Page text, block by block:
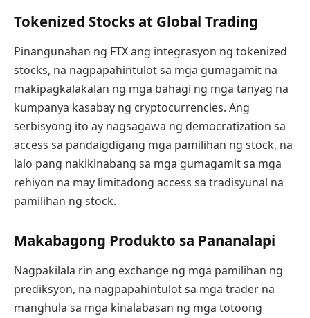
Tokenized Stocks at Global Trading
Pinangunahan ng FTX ang integrasyon ng tokenized
stocks, na nagpapahintulot sa mga gumagamit na
makipagkalakalan ng mga bahagi ng mga tanyag na
kumpanya kasabay ng cryptocurrencies. Ang
serbisyong ito ay nagsagawa ng democratization sa
access sa pandaigdigang mga pamilihan ng stock, na
lalo pang nakikinabang sa mga gumagamit sa mga
rehiyon na may limitadong access sa tradisyunal na
pamilihan ng stock.
Makabagong Produkto sa Pananalapi
Nagpakilala rin ang exchange ng mga pamilihan ng
prediksyon, na nagpapahintulot sa mga trader na
manghula sa mga kinalabasan ng mga totoong